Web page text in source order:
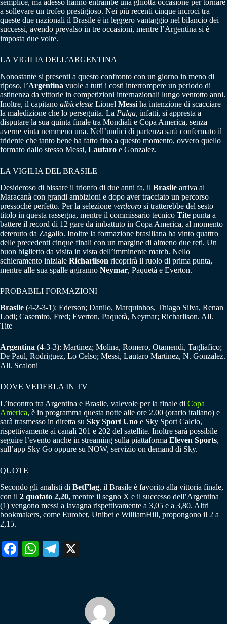
semplice, ma adesso hanno entrambe una ghiotta occasione per tornare
a sollevare un trofeo prestigioso. Nei più recenti cinque incroci tra
queste due nazionali il Brasile è in leggero vantaggio nel bilancio dei
successi, avendo prevalso in tre occasioni, mentre l’Argentina si è
imposta due volte.
LA VIGILIA DELL’ARGENTINA
Nonostante si presenti a questo confronto con un giorno in meno di
riposo, l’Argentina vuole a tutti i costi interrompere un periodo di
astinenza da vittorie in competizioni internazionali lungo ventotto anni.
Inoltre, il capitano albiceleste Lionel Messi ha intenzione di scacciare
la maledizione che lo perseguita. La Pulga, infatti, si appresta a
disputare la sua quinta finale tra Mondiali e Copa America, senza
averne vinta nemmeno una. Nell’undici di partenza sarà confermato il
tridente che tanto bene ha fatto fino a questo momento, ovvero quello
formato dallo stesso Messi, Lautaro e Gonzalez.
LA VIGILIA DEL BRASILE
Desideroso di bissare il trionfo di due anni fa, il Brasile arriva al
Maracanà con grandi ambizioni e dopo aver tracciato un percorso
pressoché perfetto. Per la selezione verdeoro si tratterebbe del sesto
titolo in questa rassegna, mentre il commissario tecnico Tite punta a
battere il record di 12 gare da imbattuto in Copa America, al momento
detenuto da Zagallo. Inoltre la formazione brasiliana ha vinto quattro
delle precedenti cinque finali con un margine di almeno due reti. Un
buon biglietto da visita in vista dell’imminente match. Nello
schieramento iniziale Richarlison ricoprirà il ruolo di prima punta,
mentre alle sua spalle agiranno Neymar, Paquetà e Everton.
PROBABILI FORMAZIONI
Brasile (4-2-3-1): Ederson; Danilo, Marquinhos, Thiago Silva, Renan
Lodi; Casemiro, Fred; Everton, Paquetà, Neymar; Richarlison. All.
Tite
Argentina (4-3-3): Martinez; Molina, Romero, Otamendi, Tagliafico;
De Paul, Rodriguez, Lo Celso; Messi, Lautaro Martinez, N. Gonzalez.
All. Scaloni
DOVE VEDERLA IN TV
L’incontro tra Argentina e Brasile, valevole per la finale di Copa
America, è in programma questa notte alle ore 2.00 (orario italiano) e
sarà trasmesso in diretta su Sky Sport Uno e Sky Sport Calcio,
rispettivamente ai canali 201 e 202 del satellite. Inoltre sarà possibile
seguire l’evento anche in streaming sulla piattaforma Eleven Sports,
sull’app Sky Go oppure su NOW, servizio on demand di Sky.
QUOTE
Secondo gli analisti di BetFlag, il Brasile è favorito alla vittoria finale,
con il 2 quotato 2,20, mentre il segno X e il successo dell’Argentina
(1) vengono messi a lavagna rispettivamente a 3,05 e a 3,80. Altri
bookmakers, come Eurobet, Unibet e WilliamHill, propongono il 2 a
2,15.
Fa W
pp
Te
m